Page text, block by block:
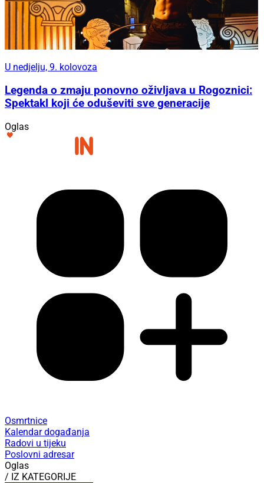
U nedjelju, 9. kolovoza
Legenda o zmaju ponovno oživljava u Rogoznici:
Spektakl koji će oduševiti sve generacije
Oglas
Osmrtnice
Kalendar događanja
Radovi u tijeku
Poslovni adresar
Oglas
/ IZ KATEGORIJE